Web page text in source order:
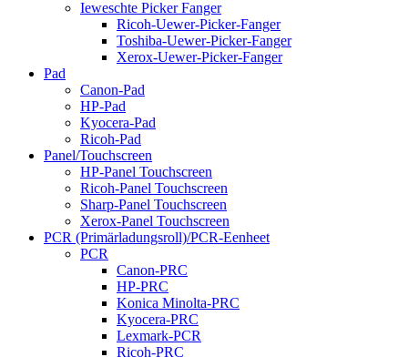
Ieweschte Picker Fanger
Ricoh-Uewer-Picker-Fanger
Toshiba-Uewer-Picker-Fanger
Xerox-Uewer-Picker-Fanger
Pad
Canon-Pad
HP-Pad
Kyocera-Pad
Ricoh-Pad
Panel/Touchscreen
HP-Panel Touchscreen
Ricoh-Panel Touchscreen
Sharp-Panel Touchscreen
Xerox-Panel Touchscreen
PCR (Primärladungsroll)/PCR-Eenheet
PCR
Canon-PRC
HP-PRC
Konica Minolta-PRC
Kyocera-PRC
Lexmark-PCR
Ricoh-PRC